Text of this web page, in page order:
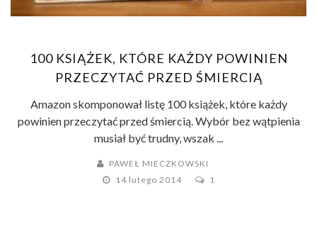
100 KSIĄŻEK, KTÓRE KAŻDY POWINIEN
PRZECZYTAĆ PRZED ŚMIERCIĄ
Amazon skomponował listę 100 książek, które każdy
powinien przeczytać przed śmiercią. Wybór bez wątpienia
musiał być trudny, wszak ...
PAWEŁ MIECZKOWSKI
14 lutego 2014
1